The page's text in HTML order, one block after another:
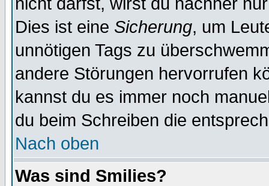
Dies ist eine Sicherung, um
unnötigen Tags zu
andere Störungen hervorrufen
kannst du es immer noch
du beim Schreiben die
Nach oben
Was sind Smilies?